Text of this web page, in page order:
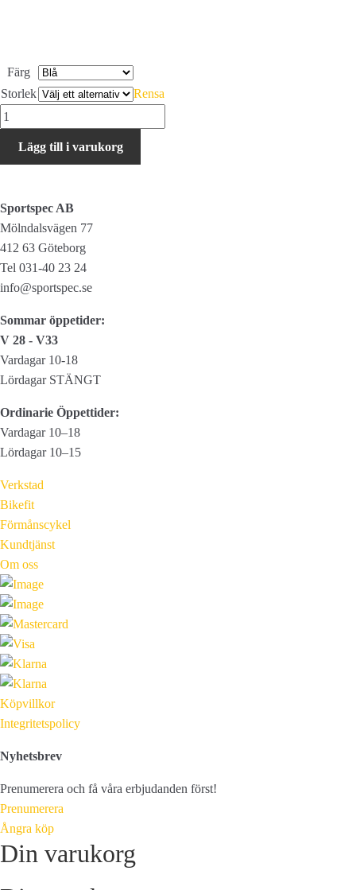
Färg
Storlek
Rensa
Hestra
Touch
Point
mängd
Lägg till i varukorg
Sportspec AB
Mölndalsvägen 77
412 63 Göteborg
Tel 031-40 23 24
info@sportspec.se
Sommar öppetider:
V 28 - V33
Vardagar 10-18
Lördagar STÄNGT
Ordinarie Öppettider:
Vardagar 10–18
Lördagar 10–15
Verkstad
Bikefit
Förmånscykel
Kundtjänst
Om oss
Köpvillkor
Integritetspolicy
Nyhetsbrev
Prenumerera och få våra erbjudanden först!
Prenumerera
Ångra köp
Din varukorg